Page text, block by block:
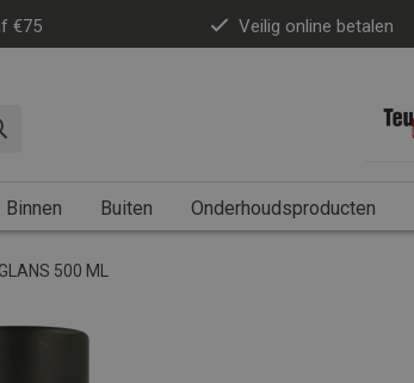
€75 Veilig online betalen
Binnen Buiten Onderhoudsproducten
500 ML